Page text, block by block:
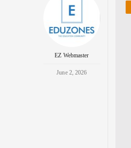
EZ Webmaster
June 2, 2026